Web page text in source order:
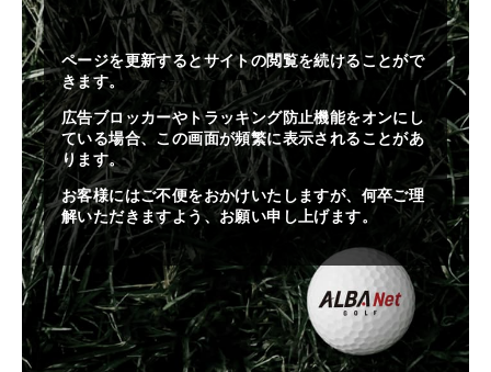
ページを更新するとサイトの閲覧を続けることがで
きます。
広告ブロッカーやトラッキング防止機能をオンにし
ている場合、この画面が頻繁に表示されることがあ
ります。
お客様にはご不便をおかけいたしますが、何卒ご理
解いただきますよう、お願い申し上げます。